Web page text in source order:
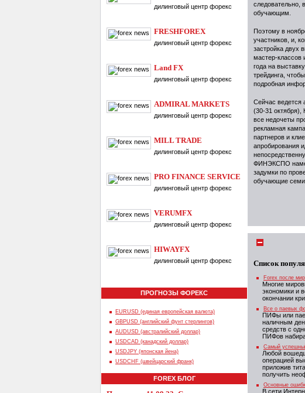
дилинговый центр форекс
FRESHFOREX
дилинговый центр форекс
Land FX
дилинговый центр форекс
ADMIRAL MARKETS
дилинговый центр форекс
MILL TRADE
дилинговый центр форекс
PRO FINANCE SERVICE
дилинговый центр форекс
VERUMFX
дилинговый центр форекс
HIWAYFX
дилинговый центр форекс
ПРОГНОЗЫ ФОРЕКС
EURUSD (единая европейская валюта)
GBPUSD (английский фунт стерлингов)
AUDUSD (австралийский доллар)
USDCAD (канадский доллар)
USDJPY (японская йена)
USDCHF (швейцарский франк)
FOREX БЛОГ
следовательно,
обучающим.
Поэтому в
участников, и,
застройка двух
мастер-классов
года на
трейдинга,
подробная
Сейчас ведется
(30-31 октября),
все недочеты
рекламная
партнеров и
апробирования
ФИНЭКСПО
задумки по
обучающие
Список
Forex после
Многие
экономики и
окончании
Все о паевых
ПИФы или
наличным
средств с
ПИФов
Самый
Любой
операцией
приложив
получить
Основные
В сети